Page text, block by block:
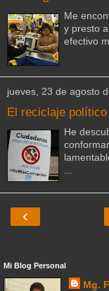
Me
y presto
efectivo
jueves, 23 de agosto
El reciclaje
He
...
‹
Mi Blog Personal
Mg.